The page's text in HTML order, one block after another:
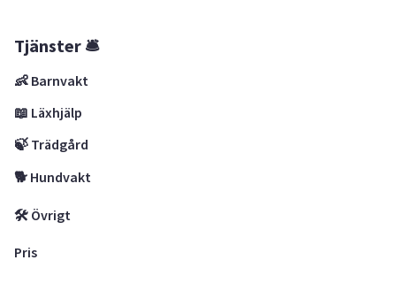
Tjänster 🛎
👶 Barnvakt
📖 Läxhjälp
🍃 Trädgård
🐕 Hundvakt
🛠 Övrigt
Pris